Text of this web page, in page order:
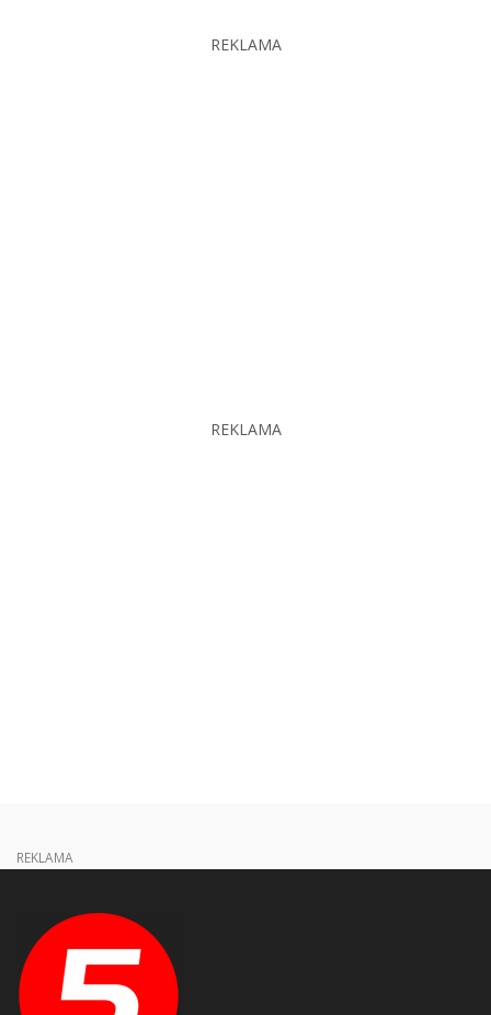
REKLAMA
REKLAMA
REKLAMA